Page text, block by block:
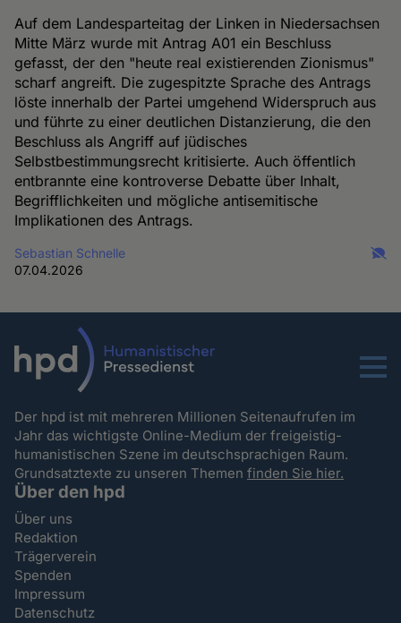
Auf dem Landesparteitag der Linken in Niedersachsen
Mitte März wurde mit Antrag A01 ein Beschluss
gefasst, der den "heute real existierenden Zionismus"
scharf angreift. Die zugespitzte Sprache des Antrags
löste innerhalb der Partei umgehend Widerspruch aus
und führte zu einer deutlichen Distanzierung, die den
Beschluss als Angriff auf jüdisches
Selbstbestimmungsrecht kritisierte. Auch öffentlich
entbrannte eine kontroverse Debatte über Inhalt,
Begrifflichkeiten und mögliche antisemitische
Implikationen des Antrags.
Sebastian Schnelle
07.04.2026
Menu
Der hpd ist mit mehreren Millionen Seitenaufrufen im
Jahr das wichtigste Online-Medium der freigeistig-
humanistischen Szene im deutschsprachigen Raum.
Grundsatztexte zu unseren Themenfinden Sie hier.
Über den hpd
Über uns
Redaktion
Trägerverein
Spenden
Impressum
Datenschutz